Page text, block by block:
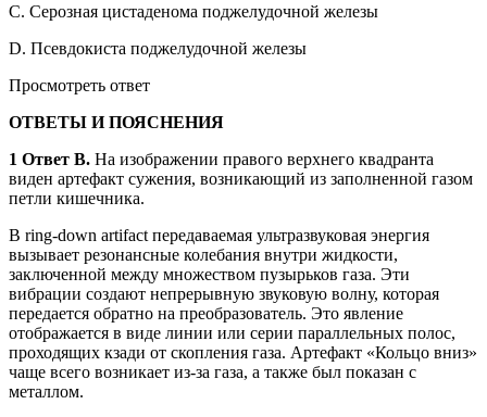
C. Серозная цистаденома поджелудочной железы
D. Псевдокиста поджелудочной железы
Просмотреть ответ
ОТВЕТЫ И ПОЯСНЕНИЯ
1 Ответ B. На изображении правого верхнего квадранта
виден артефакт сужения, возникающий из заполненной газом
петли кишечника.
В ring-down artifact передаваемая ультразвуковая энергия
вызывает резонансные колебания внутри жидкости,
заключенной между множеством пузырьков газа. Эти
вибрации создают непрерывную звуковую волну, которая
передается обратно на преобразователь. Это явление
отображается в виде линии или серии параллельных полос,
проходящих кзади от скопления газа. Артефакт «Кольцо вниз»
чаще всего возникает из-за газа, а также был показан с
металлом.